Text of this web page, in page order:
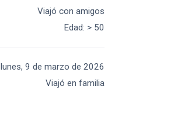
Viajó con amigos
Edad: > 50
lunes, 9 de marzo de 2026
Viajó en familia